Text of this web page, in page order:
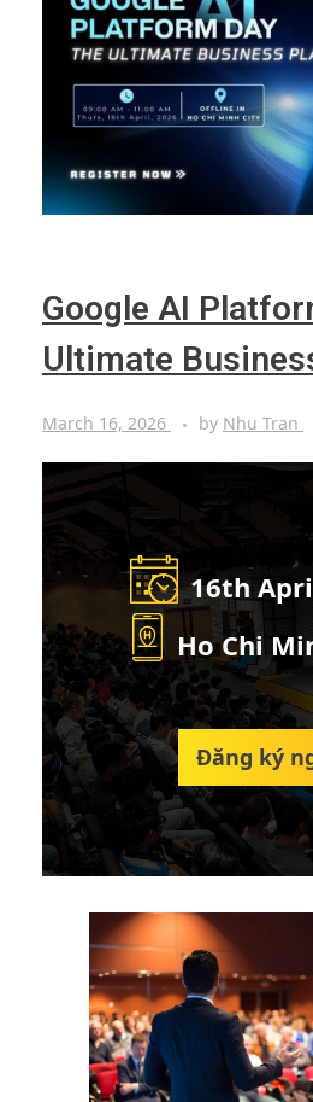
Google AI
Ultimate
March 16, 2026 by Nhu Tran
16th
Ho Chi
Đăng ký